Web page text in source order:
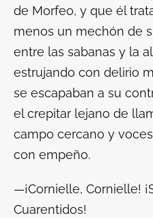
de Morfeo, y que él
menos un mechón de
entre las sabanas y la
estrujando con delirio
se escapaban a su
el crepitar lejano de
campo cercano y
con empeño.
—¡Cornielle, Cornielle!
Cuarentidos!